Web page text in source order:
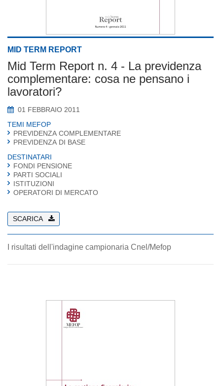
MID TERM REPORT
Mid Term Report n. 4 - La previdenza
complementare: cosa ne pensano i
lavoratori?
01 FEBBRAIO 2011
TEMI MEFOP
PREVIDENZA COMPLEMENTARE
PREVIDENZA DI BASE
DESTINATARI
FONDI PENSIONE
PARTI SOCIALI
ISTITUZIONI
OPERATORI DI MERCATO
SCARICA
I risultati dell'indagine campionaria Cnel/Mefop